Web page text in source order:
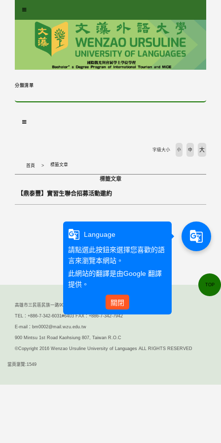
分類清單
首頁 標籤文章
字級大小 小 中 大
標籤文章
【鼎泰豐】實習生聯合招募活動邀約
高雄市三民區民族一路900號
TEL：+886-7-342-6031#6403 FAX：+886-7-342-7942
E-mail：bm0002@mail.wzu.edu.tw
900 Mintsu 1st Road Kaohsiung 807, Taiwan R.O.C
©Copyright 2016 Wenzao Ursuline University of Languages ALL RIGHTS RESERVED
當頁瀏覽:1549
TOP
g_translate
Language
請點選此按鈕來選擇您喜歡的語
言來瀏覽本網站。
此網站的翻譯是由Google 翻譯
提供。
關閉
g_translate